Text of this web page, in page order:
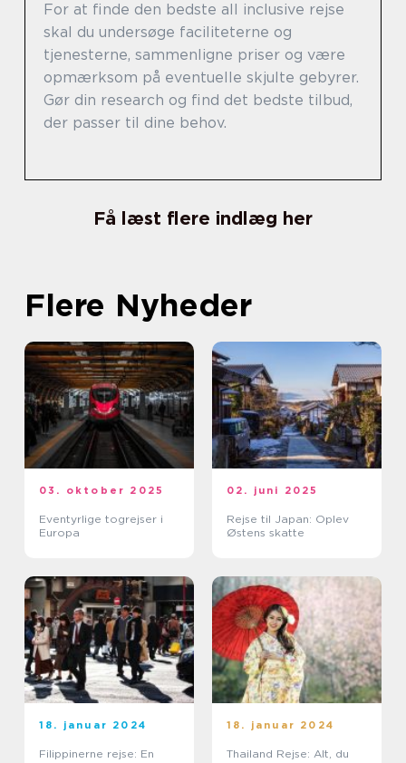
For at finde den bedste all inclusive rejse
skal du undersøge faciliteterne og
tjenesterne, sammenligne priser og være
opmærksom på eventuelle skjulte gebyrer.
Gør din research og find det bedste tilbud,
der passer til dine behov.
Få læst flere indlæg her
Flere Nyheder
03. oktober 2025
Eventyrlige togrejser i
Europa
02. juni 2025
Rejse til Japan: Oplev
Østens skatte
18. januar 2024
Filippinerne rejse: En
18. januar 2024
Thailand Rejse: Alt, du